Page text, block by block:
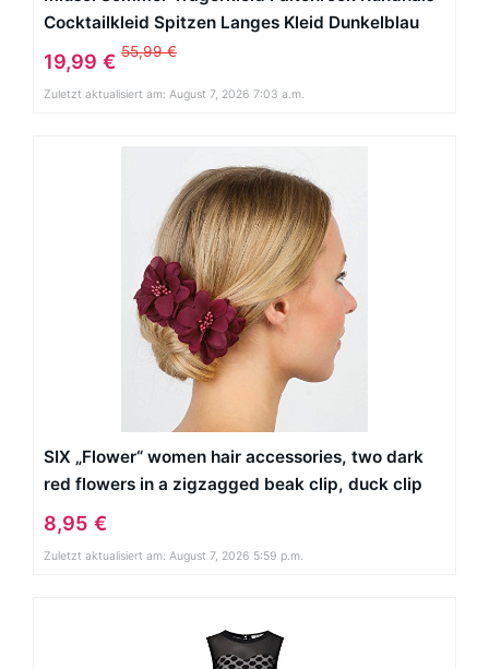
Cocktailkleid Spitzen Langes Kleid Dunkelblau
19,99 € 55,99 €
Zuletzt aktualisiert am: August 7, 2026 7:03 a.m.
SIX „Flower“ women hair accessories, two dark
red flowers in a zigzagged beak clip, duck clip
hair slides, brooch (329-705)
8,95 €
Zuletzt aktualisiert am: August 7, 2026 5:59 p.m.